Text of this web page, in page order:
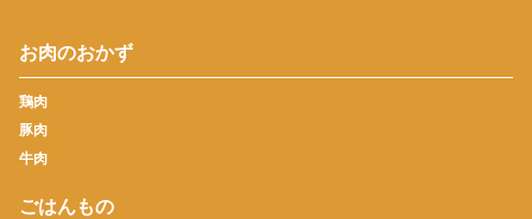
お肉のおかず
鶏肉
豚肉
牛肉
ごはんもの